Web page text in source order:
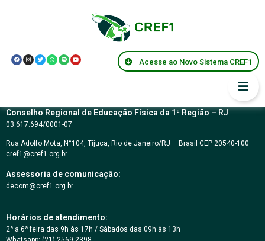
Acesse ao Novo Sistema CREF1
Resolução CREF1 nº
140/2024
Conselho Regional de Educação Física da 1ª Região – RJ
03.617.694/0001-07
Rua Adolfo Mota, N°104, Tijuca, Rio de Janeiro/RJ – Brasil CEP 20540-100
cref1@cref1.org.br
Assessoria de comunicação:
decom@cref1.org.br
Horários de atendimento:
2ª a 6ª feira das 9h às 17h / Sábados das 09h às 13h